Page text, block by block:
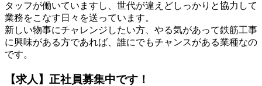
タッフが働いていますし、世代が違えどしっかりと協力して
業務をこなす日々を送っています。
新しい物事にチャレンジしたい方、やる気があって鉄筋工事
に興味がある方であれば、誰にでもチャンスがある業種なの
です。
【求人】正社員募集中です！